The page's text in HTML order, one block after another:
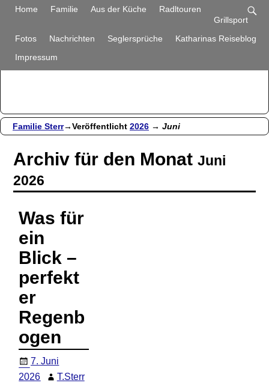
Home Familie Aus der Küche
Radltouren
Grillsport
Fotos
Nachrichten Seglersprüche
Katharinas Reiseblog
Impressum
Familie Sterr
Familie Sterr→Veröffentlicht 2026 → Juni
Archiv für den MonatJuni
2026
Was für
ein
Blick –
perfekt
er
Regenb
ogen
7. Juni
2026
T.Sterr